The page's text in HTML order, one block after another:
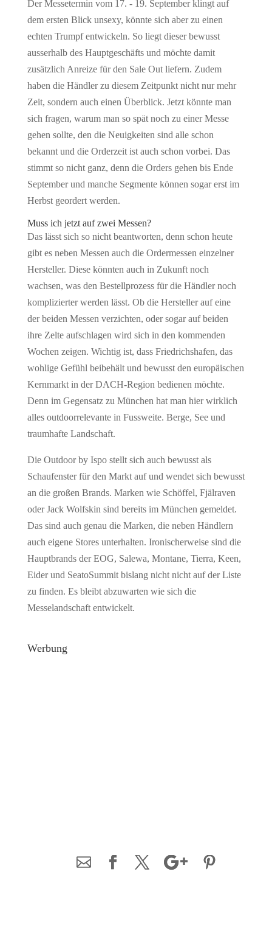
Der Messetermin vom 17. - 19. September klingt auf
dem ersten Blick unsexy, könnte sich aber zu einen
echten Trumpf entwickeln. So liegt dieser bewusst
ausserhalb des Hauptgeschäfts und möchte damit
zusätzlich Anreize für den Sale Out liefern. Zudem
haben die Händler zu diesem Zeitpunkt nicht nur mehr
Zeit, sondern auch einen Überblick. Jetzt könnte man
sich fragen, warum man so spät noch zu einer Messe
gehen sollte, den die Neuigkeiten sind alle schon
bekannt und die Orderzeit ist auch schon vorbei. Das
stimmt so nicht ganz, denn die Orders gehen bis Ende
September und manche Segmente können sogar erst im
Herbst geordert werden.
Muss ich jetzt auf zwei Messen?
Das lässt sich so nicht beantworten, denn schon heute
gibt es neben Messen auch die Ordermessen einzelner
Hersteller. Diese könnten auch in Zukunft noch
wachsen, was den Bestellprozess für die Händler noch
komplizierter werden lässt. Ob die Hersteller auf eine
der beiden Messen verzichten, oder sogar auf beiden
ihre Zelte aufschlagen wird sich in den kommenden
Wochen zeigen. Wichtig ist, dass Friedrichshafen, das
wohlige Gefühl beibehält und bewusst den europäischen
Kernmarkt in der DACH-Region bedienen möchte.
Denn im Gegensatz zu München hat man hier wirklich
alles outdoorrelevante in Fussweite. Berge, See und
traumhafte Landschaft.
Die Outdoor by Ispo stellt sich auch bewusst als
Schaufenster für den Markt auf und wendet sich bewusst
an die großen Brands. Marken wie Schöffel, Fjälraven
oder Jack Wolfskin sind bereits im München gemeldet.
Das sind auch genau die Marken, die neben Händlern
auch eigene Stores unterhalten. Ironischerweise sind die
Hauptbrands der EOG, Salewa, Montane, Tierra, Keen,
Eider und SeatoSummit bislang nicht nicht auf der Liste
zu finden. Es bleibt abzuwarten wie sich die
Messelandschaft entwickelt.
Werbung